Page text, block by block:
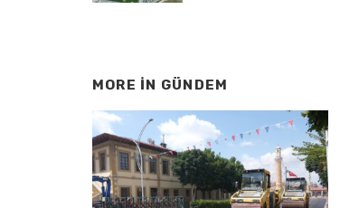
MORE IN GÜNDEM